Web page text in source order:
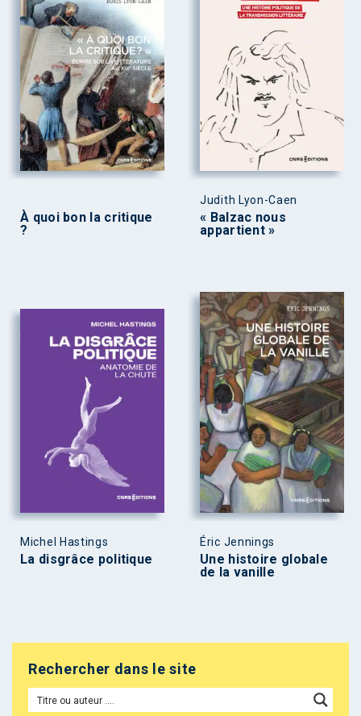
À quoi bon la critique
?
Judith Lyon-Caen
« Balzac nous
appartient »
Michel Hastings
La disgrâce politique
Éric Jennings
Une histoire globale
de la vanille
Rechercher dans le site